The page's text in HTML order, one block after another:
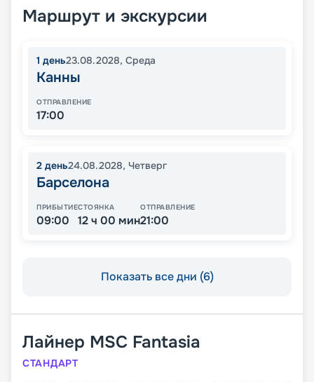
Маршрут и экскурсии
1 день23.08.2028, Среда
Канны
ОТПРАВЛЕНИЕ
17:00
2 день24.08.2028, Четверг
Барселона
ПРИБЫТИЕ
09:00
СТОЯНКА
12 ч 00 мин
ОТПРАВЛЕНИЕ
21:00
Показать все дни (6)
Лайнер MSC Fantasia
СТАНДАРТ